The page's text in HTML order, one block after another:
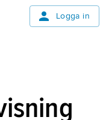
Logga in